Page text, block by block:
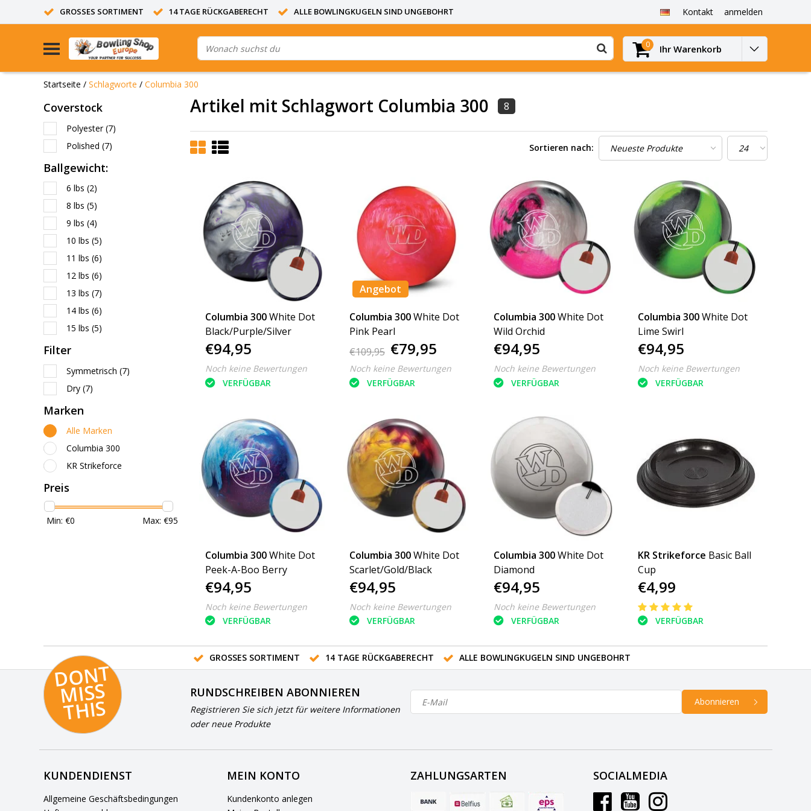
GROSSES SORTIMENT 14 TAGE RÜCKGABERECHT ALLE BOWLINGKUGELN SIND UNGEBOHRT Kontakt anmelden
0 Ihr Warenkorb
Startseite / Schlagworte / Columbia 300
Coverstock
Polyester(7)
Polished (7)
Ballgewicht:
6 lbs (2)
8 lbs (5)
9 lbs (4)
10 lbs (5)
11 lbs (6)
12 lbs (6)
13 lbs (7)
14 lbs (6)
15 lbs (5)
Filter
Symmetrisch (7)
Dry (7)
Marken
Alle Marken
Columbia 300
KR Strikeforce
Preis
Min: €0 Max: €95
Artikel mit Schlagwort Columbia 300 8
Sortieren nach:
Columbia 300 White Dot
Black/Purple/Silver
€94,95
Noch keine Bewertungen
VERFÜGBAR
Angebot
Columbia 300White Dot
Pink Pearl
€109,95 €79,95
Noch keine Bewertungen
VERFÜGBAR
Columbia 300White Dot
Wild Orchid
€94,95
Noch keine Bewertungen
VERFÜGBAR
Columbia 300White Dot
Lime Swirl
€94,95
Noch keine Bewertungen
VERFÜGBAR
Columbia 300 White Dot
Peek-A-Boo Berry
€94,95
Noch keine Bewertungen
VERFÜGBAR
Columbia 300White Dot
Scarlet/Gold/Black
€94,95
Noch keine Bewertungen
VERFÜGBAR
Columbia 300White Dot
Diamond
€94,95
Noch keine Bewertungen
VERFÜGBAR
KR Strikeforce Basic Ball
Cup
€4,99
VERFÜGBAR
GROSSES SORTIMENT 14 TAGE RÜCKGABERECHT ALLE BOWLINGKUGELN SIND UNGEBOHRT
D
O
N
T
MI
S
S
T
HI
S
RUNDSCHREIBEN ABONNIEREN
Registrieren Sie sich jetzt für weitere Informationen
oder neue Produkte
Abonnieren
KUNDENDIENST
Allgemeine Geschäftsbedingungen
MEIN KONTO
Kundenkonto anlegen
ZAHLUNGSARTEN SOCIALMEDIA